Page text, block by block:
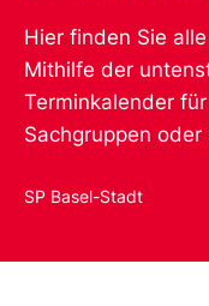
Hier finden Sie
Mithilfe der
Terminkalender
Sachgruppen
SP Basel-Stadt